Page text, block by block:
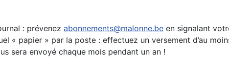
: prévenez abonnements@malonne.be en signalant
« papier » par la poste : effectuez un versement d’au
sera envoyé chaque mois pendant un an !